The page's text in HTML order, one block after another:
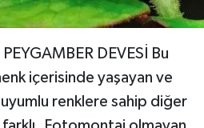
DEVESİ Bu
içerisinde yaşayan ve
renklere sahip diğer